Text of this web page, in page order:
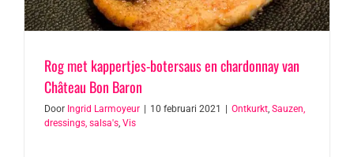
Rog met kappertjes-botersaus en chardonnay van
Château Bon Baron
Door Ingrid Larmoyeur 10 februari 2021 Ontkurkt, Sauzen,
dressings, salsa's, Vis